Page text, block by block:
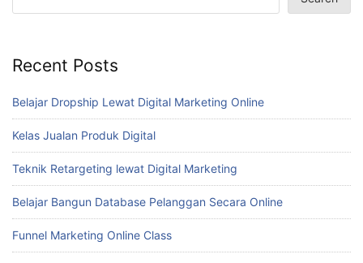
Recent Posts
Belajar Dropship Lewat Digital Marketing Online
Kelas Jualan Produk Digital
Teknik Retargeting lewat Digital Marketing
Belajar Bangun Database Pelanggan Secara Online
Funnel Marketing Online Class